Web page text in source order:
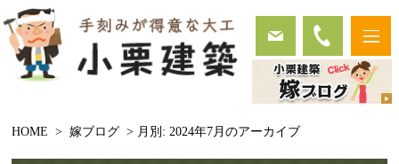
HOME >嫁ブログ > 月別: 2024年7月のアーカイブ